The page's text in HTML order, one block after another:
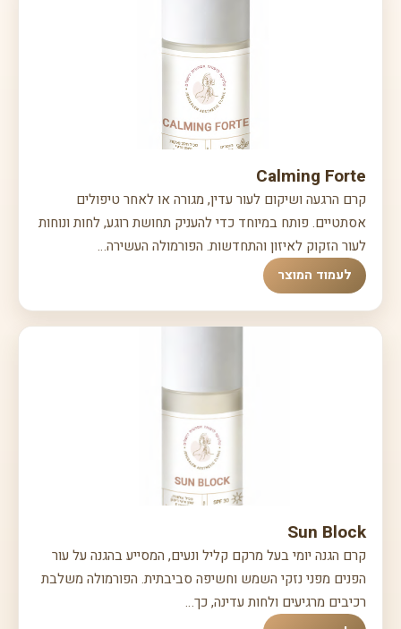
Calming Forte
קרם הרגעה ושיקום לעור עדין, מגורה או לאחר טיפולים
אסתטיים. פותח במיוחד כדי להעניק תחושת רוגע, לחות ונוחות
לעור הזקוק לאיזון והתחדשות. הפורמולה העשירה…
לעמוד המוצר
Sun Block
קרם הגנה יומי בעל מרקם קליל ונעים, המסייע בהגנה על עור
הפנים מפני נזקי השמש וחשיפה סביבתית. הפורמולה משלבת
רכיבים מרגיעים ולחות עדינה, כך…